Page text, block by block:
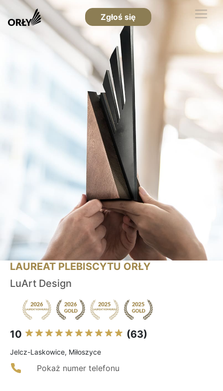
Zgłoś się
LAUREAT PLEBISCYTU ORŁY
LuArt Design
10 (63)
Jelcz-Laskowice, Miłoszyce
Pokaż numer telefonu